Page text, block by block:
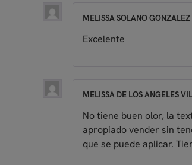
MELISSA SOLANO GONZALEZ
Excelente
MELISSA DE LOS ANGELES
No tiene buen olor, la
apropiado vender sin
que se puede aplicar.